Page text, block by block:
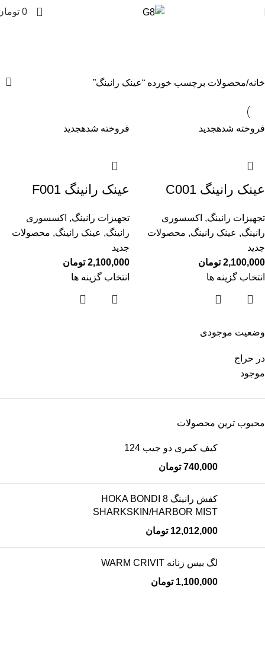
0
0
وضعیت موجودی
در حراج
موجود
محبوب ترین محصولات
کیف کمری دو جیب 124
740,000 تومان
کفش رانینگ HOKA BONDI 8
SHARKSKIN/HARBOR MIST
12,012,000 تومان
لگ بیس زنانه WARM CRIVIT
1,100,000 تومان
خانه محصولات برچسب خورده “عینک رانینگ”
فروخته شدهجدید
عینک رانینگ C001
تجهیزات رانینگ, اکسسوری
رانینگ, عینک رانینگ, محصولات
جدید
2,100,000 تومان
انتخاب گزینه ها
فروخته شدهجدید
عینک رانینگ F001
تجهیزات رانینگ, اکسسوری
رانینگ, عینک رانینگ, محصولات
جدید
2,100,000 تومان
انتخاب گزینه ها